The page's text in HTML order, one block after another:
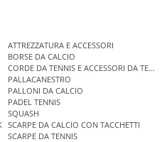
ATTREZZATURA E ACCESSORI
BORSE DA CALCIO
CORDE DA TENNIS E ACCESSORI DA TENNIS
PALLACANESTRO
PALLONI DA CALCIO
PADEL TENNIS
SQUASH
SCARPE DA CALCIO CON TACCHETTI
SCARPE DA TENNIS